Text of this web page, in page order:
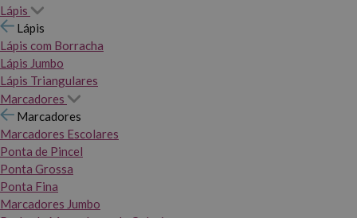
Lápis
Lápis
Lápis com Borracha
Lápis Jumbo
Lápis Triangulares
Marcadores
Marcadores
Marcadores Escolares
Ponta de Pincel
Ponta Grossa
Ponta Fina
Marcadores Jumbo